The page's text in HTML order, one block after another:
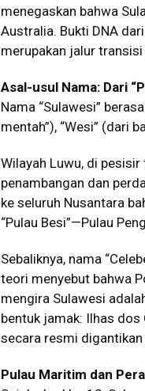
menegaskan bahwa
Australia. Bukti DNA
merupakan jalur
Asal-usul Nama: Dari
Nama “Sulawesi”
mentah”), “Wesi” (dari
Wilayah Luwu, di
penambangan dan
ke seluruh Nusantara
“Pulau Besi”—Pulau
Sebaliknya, nama
teori menyebut bahwa
mengira Sulawesi
bentuk jamak: Ilhas dos
secara resmi digantikan
Pulau Maritim dan